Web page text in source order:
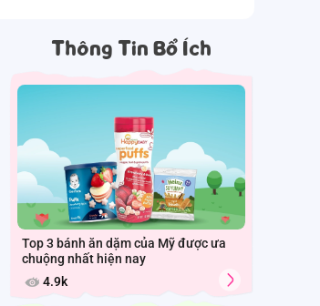
Thông Tin Bổ Ích
Top 3 bánh ăn dặm của Mỹ được ưa
chuộng nhất hiện nay
4.9k